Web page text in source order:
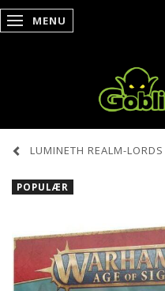
SKIFTE NAVIGATION
MENU
LUMINETH REALM-LORDS
POPULÆR